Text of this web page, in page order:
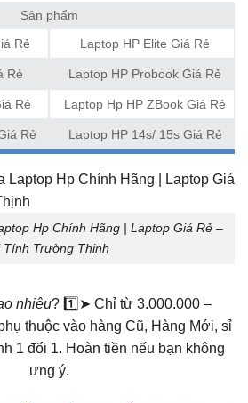
Sản phẩm
Rẻ
Laptop HP Elite Giá Rẻ
Rẻ Laptop HP Probook Giá Rẻ
Rẻ Laptop Hp HP ZBook Giá Rẻ
Rẻ Laptop HP 14s/ 15s Giá Rẻ
Hp Chính Hãng | Laptop Giá Rẻ –
Tính Trường Thịnh
nhiêu? 1️⃣➤ Chỉ từ 3.000.000 –
thuộc vào hàng Cũ, Hàng Mới, sỉ
1 đổi 1. Hoàn tiền nếu bạn không
ưng ý.